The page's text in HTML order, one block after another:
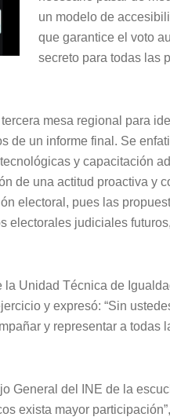
un modelo de
que garantice el voto
secreto para todas las
mesa regional para
de un informe final. Se
y capacitación
de una actitud proactiva y
electoral, pues las
electorales judiciales
Unidad Técnica de
y expresó: “Sin
y representar a todas
General del INE de la
exista mayor